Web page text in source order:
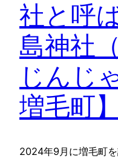
社と呼
島神社
じんじ
増毛町】
2024年9月に増毛町